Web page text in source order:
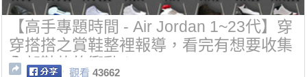
【高手專題時間 - Air Jordan 1~23代】穿
穿搭搭之賞鞋整裡報導，看完有想要收集
全部鞋款的衝動！
觀看 43662